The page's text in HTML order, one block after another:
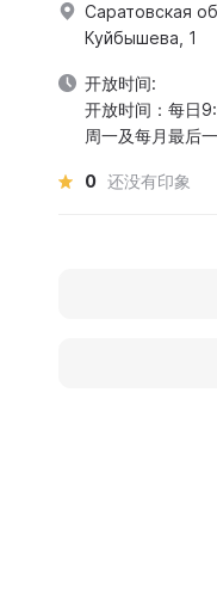
Саратовская
Куйбышева, 1
开放时间:
开放时间：每日
周一及每月最后
0 还没有印象